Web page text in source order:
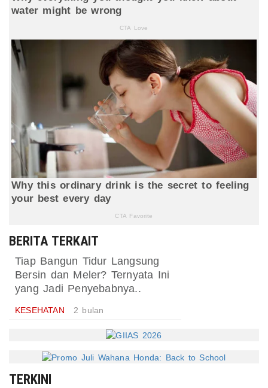
BERITA TERKAIT
Tiap Bangun Tidur Langsung
Bersin dan Meler? Ternyata Ini
yang Jadi Penyebabnya..
KESEHATAN 2 bulan
TERKINI